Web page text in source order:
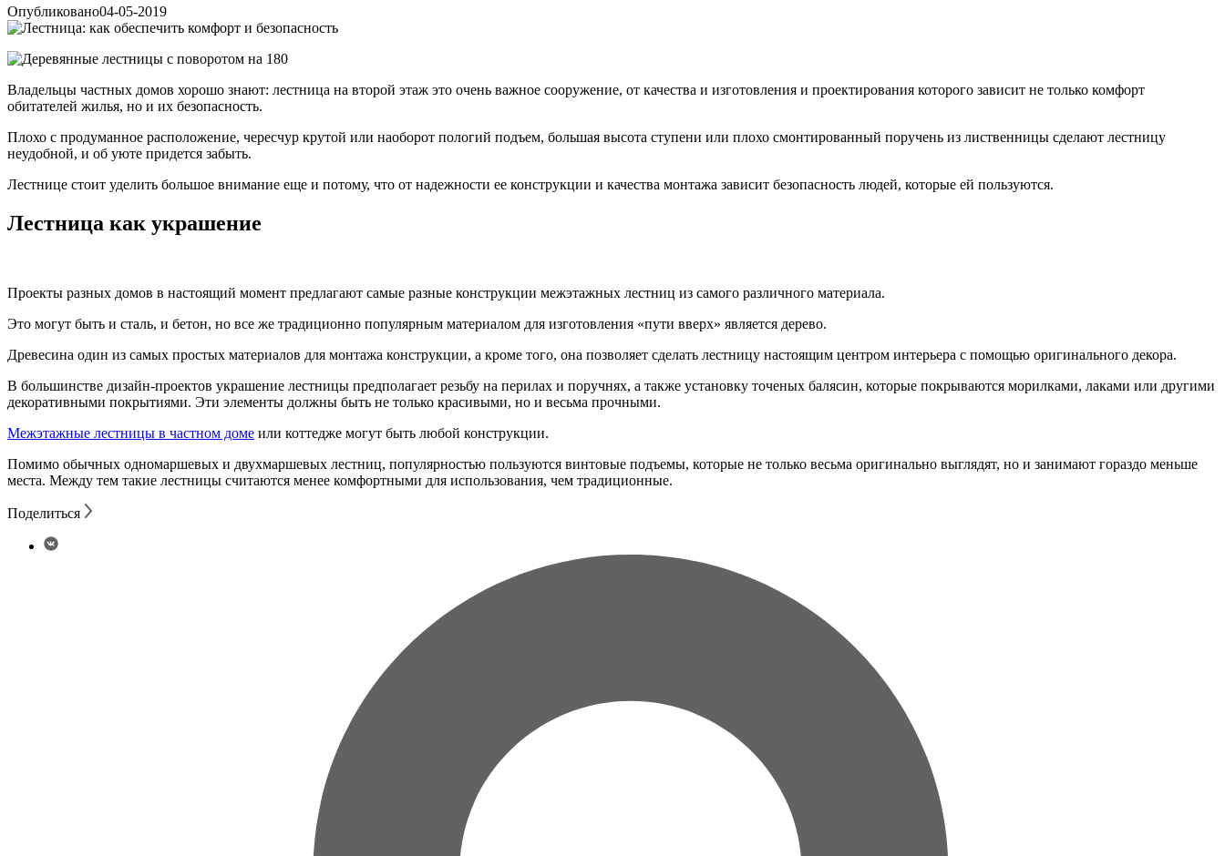
Опубликовано04-05-2019
Владельцы частных домов хорошо знают: лестница на второй этаж это очень важное сооружение, от качества и изготовления и проектирования которого зависит не только комфорт
обитателей жилья, но и их безопасность.
Плохо с продуманное расположение, чересчур крутой или наоборот пологий подъем, большая высота ступени или плохо смонтированный поручень из лиственницы сделают лестницу
неудобной, и об уюте придется забыть.
Лестнице стоит уделить большое внимание еще и потому, что от надежности ее конструкции и качества монтажа зависит безопасность людей, которые ей пользуются.
Лестница как украшение
Проекты разных домов в настоящий момент предлагают самые разные конструкции межэтажных лестниц из самого различного материала.
Это могут быть и сталь, и бетон, но все же традиционно популярным материалом для изготовления «пути вверх» является дерево.
Древесина один из самых простых материалов для монтажа конструкции, а кроме того, она позволяет сделать лестницу настоящим центром интерьера с помощью оригинального декора.
В большинстве дизайн-проектов украшение лестницы предполагает резьбу на перилах и поручнях, а также установку точеных балясин, которые покрываются морилками, лаками или другими
декоративными покрытиями. Эти элементы должны быть не только красивыми, но и весьма прочными.
Межэтажные лестницы в частном доме или коттедже могут быть любой конструкции.
Помимо обычных одномаршевых и двухмаршевых лестниц, популярностью пользуются винтовые подъемы, которые не только весьма оригинально выглядят, но и занимают гораздо меньше
места. Между тем такие лестницы считаются менее комфортными для использования, чем традиционные.
Поделиться